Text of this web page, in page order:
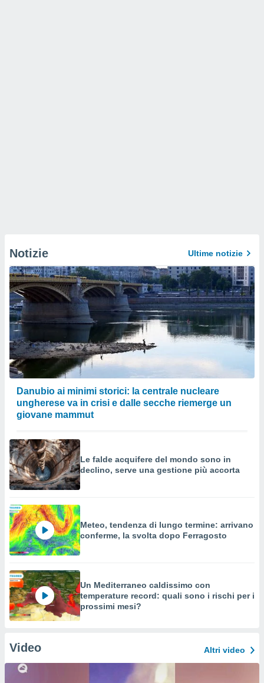
Notizie Ultime notizie
Danubio ai minimi storici: la centrale nucleare
ungherese va in crisi e dalle secche riemerge un
giovane mammut
Le falde acquifere del mondo sono in
declino, serve una gestione più accorta
Meteo, tendenza di lungo termine: arrivano
conferme, la svolta dopo Ferragosto
Un Mediterraneo caldissimo con
temperature record: quali sono i rischi per i
prossimi mesi?
Video Altri video